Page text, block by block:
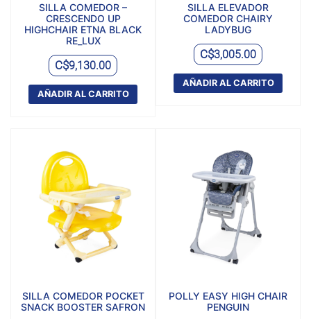
SILLA COMEDOR –
CRESCENDO UP
HIGHCHAIR ETNA BLACK
RE_LUX
C$9,130.00
AÑADIR AL CARRITO
SILLA ELEVADOR
COMEDOR CHAIRY
LADYBUG
C$3,005.00
AÑADIR AL CARRITO
SILLA COMEDOR POCKET
SNACK BOOSTER SAFRON
POLLY EASY HIGH CHAIR
PENGUIN